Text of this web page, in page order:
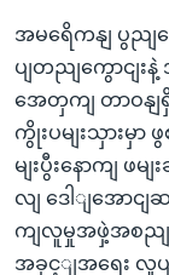
အမရေိကနျ ပွညျ
ပျတညျကွောငျး
အေတှကျ တာဝနျ
ကွိုးပမျးသှားမှာ
မျးပွီးနောကျ ဖ
လျ ဒေါျအောငျ
ကျလူမှုအဖှဲ့အစညျ
အခှင့ျအရေး လှုပ